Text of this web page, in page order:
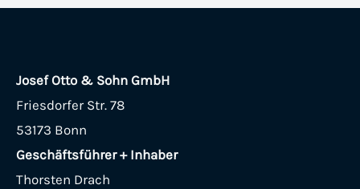
Josef Otto & Sohn GmbH
Friesdorfer Str. 78
53173 Bonn
Geschäftsführer + Inhaber
Thorsten Drach